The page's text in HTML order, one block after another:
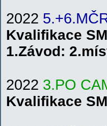
2022
Kvalifikace SM
1.Závod:
2022 3.PO
Kvalifikace